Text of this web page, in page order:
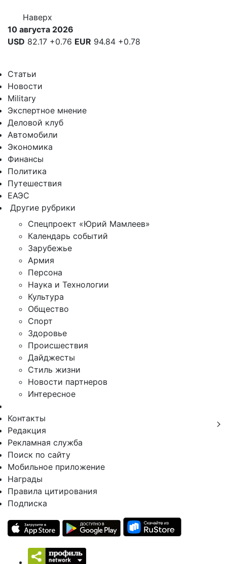
Наверх
10 августа 2026
USD 82.17 +0.76 EUR 94.84 +0.78
Статьи
Новости
Military
Экспертное мнение
Деловой клуб
Автомобили
Экономика
Финансы
Политика
Путешествия
ЕАЭС
Другие рубрики
Спецпроект «Юрий Мамлеев»
Календарь событий
Зарубежье
Армия
Персона
Наука и Технологии
Культура
Общество
Спорт
Здоровье
Происшествия
Дайджесты
Стиль жизни
Новости партнеров
Интересное
Контакты
Редакция
Рекламная служба
Поиск по сайту
Мобильное приложение
Награды
Правила цитирования
Подписка